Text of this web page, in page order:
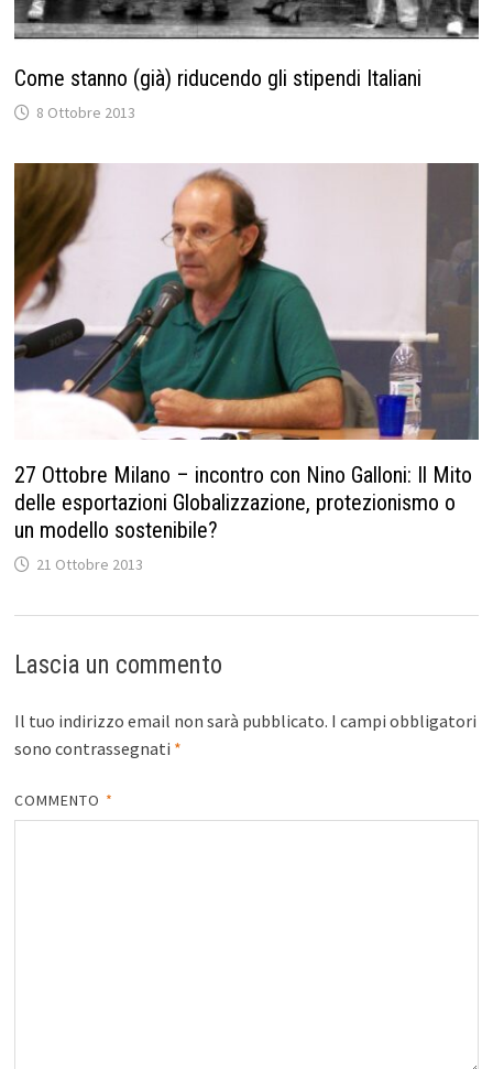
Come stanno (già) riducendo gli stipendi Italiani
8 Ottobre 2013
27 Ottobre Milano – incontro con Nino Galloni: Il Mito
delle esportazioni Globalizzazione, protezionismo o
un modello sostenibile?
21 Ottobre 2013
Lascia un commento
Il tuo indirizzo email non sarà pubblicato. I campi obbligatori
sono contrassegnati *
COMMENTO *